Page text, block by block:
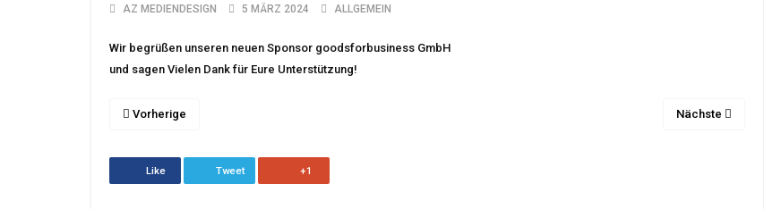
AZ MEDIENDESIGN 5 MÄRZ 2024 ALLGEMEIN
Wir begrüßen unseren neuen Sponsor goodsforbusiness GmbH
und sagen Vielen Dank für Eure Unterstützung!
Vorherige Nächste
Like Tweet +1